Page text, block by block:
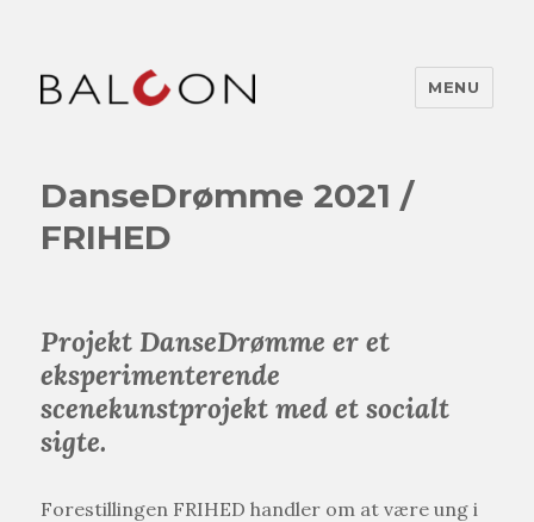
MENU
DanseDrømme 2021 /
FRIHED
Projekt DanseDrømme er et
eksperimenterende
scenekunstprojekt med et socialt
sigte.
Forestillingen FRIHED handler om at være ung i